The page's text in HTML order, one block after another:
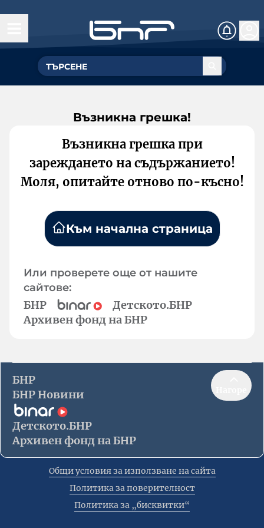
Възникна грешка!
Възникна грешка при
зареждането на съдържанието!
Моля, опитайте отново по-късно!
Към начална страница
Или проверете още от нашите
сайтове:
БНР
Детското.БНР
Архивен фонд на БНР
БНР
БНР Новини
Детското.БНР
Архивен фонд на БНР
Общи условия за използване на сайта
Политика за поверителност
Политика за „бисквитки“